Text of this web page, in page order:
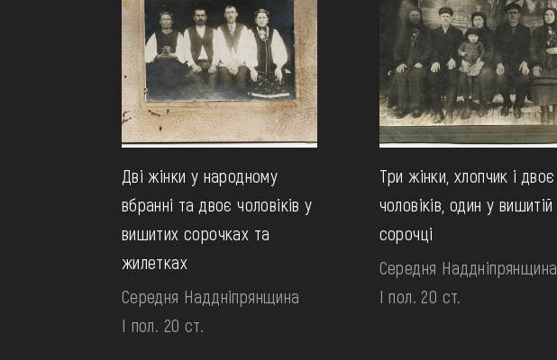
Дві жінки у народному
вбранні та двоє чоловіків у
вишитих сорочках та
жилетках
Середня Наддніпрянщина
І пол. 20 ст.
Три жінки, хлопчик і двоє
чоловіків, один у вишитій
сорочці
Середня Наддніпрянщина
І пол. 20 ст.